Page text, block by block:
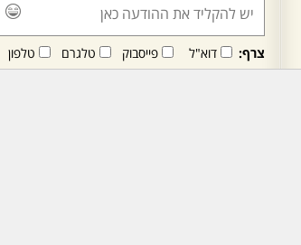
צרף: דוא"ל פייסבוק טלגרם טלפון